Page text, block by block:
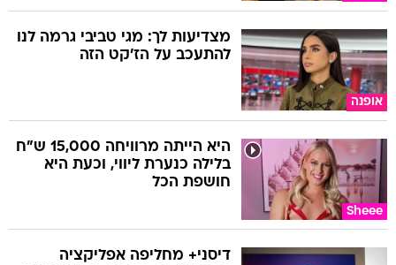
אופנה
מצדיעות לך: מגי טביבי גרמה לנו
להתעכב על הז'קט הזה
Sheee
היא הייתה מרוויחה 15,000 ש"ח
בלילה כנערת ליווי, וכעת היא
חושפת הכל
דיסני+ מחליפה אפליקציה